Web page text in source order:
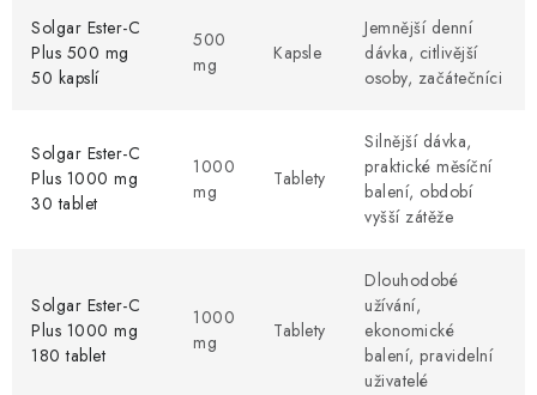
Solgar Ester-C
Plus 500 mg
50 kapslí
500
mg
Kapsle
Jemnější denní
dávka, citlivější
osoby, začátečníci
Solgar Ester-C
Plus 1000 mg
30 tablet
1000
mg
Tablety
Silnější dávka,
praktické měsíční
balení, období
vyšší zátěže
Solgar Ester-C
Plus 1000 mg
180 tablet
1000
mg
Tablety
Dlouhodobé
užívání,
ekonomické
balení, pravidelní
uživatelé